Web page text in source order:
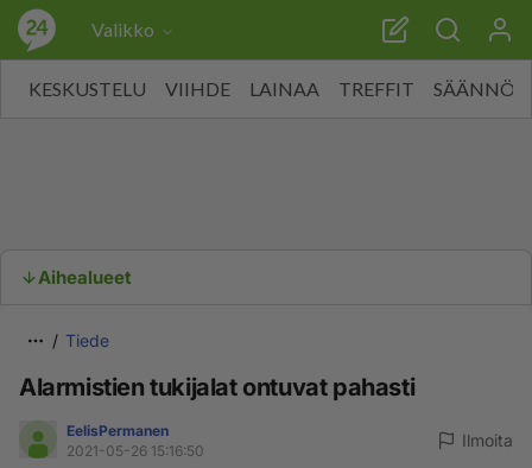
Valikko
KESKUSTELU VIIHDE LAINAA TREFFIT SÄÄNNÖT
Aihealueet
Tiede
Alarmistien tukijalat ontuvat pahasti
EelisPermanen
2021-05-26 15:16:50
Ilmoita